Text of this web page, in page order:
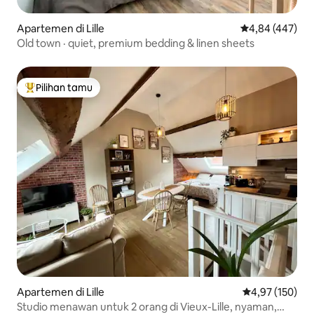
Apartemen di Lille Nilai rata-rata
4,84 (447)
Old town · quiet, premium bedding & linen sheets
Pilihan tamu terpopuler
Pilihan tamu
Apartemen di Lille Nilai rata-rata
4,97 (150)
Studio menawan untuk 2 orang di Vieux-Lille, nyaman,